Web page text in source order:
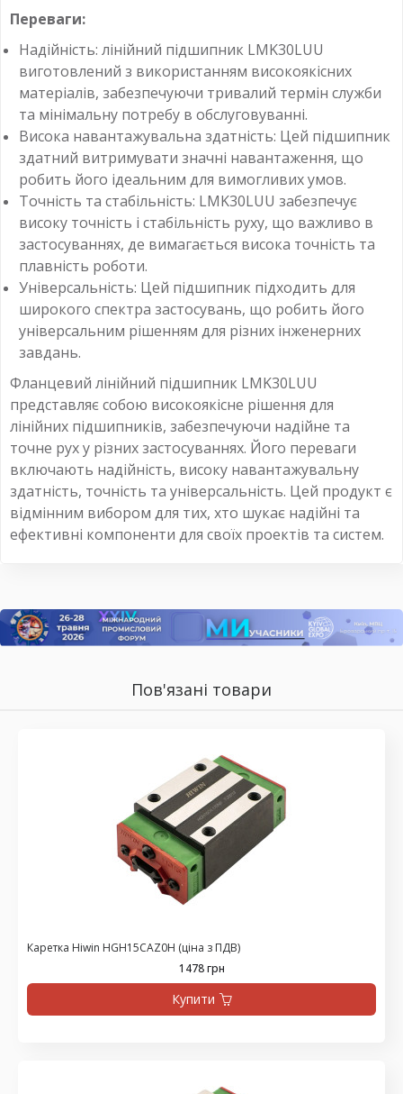
Переваги:
Надійність: лінійний підшипник LMK30LUU
виготовлений з використанням високоякісних
матеріалів, забезпечуючи тривалий термін служби
та мінімальну потребу в обслуговуванні.
Висока навантажувальна здатність: Цей підшипник
здатний витримувати значні навантаження, що
робить його ідеальним для вимогливих умов.
Точність та стабільність: LMK30LUU забезпечує
високу точність і стабільність руху, що важливо в
застосуваннях, де вимагається висока точність та
плавність роботи.
Універсальність: Цей підшипник підходить для
широкого спектра застосувань, що робить його
універсальним рішенням для різних інженерних
завдань.
Фланцевий лінійний підшипник LMK30LUU
представляє собою високоякісне рішення для
лінійних підшипників, забезпечуючи надійне та
точне рух у різних застосуваннях. Його переваги
включають надійність, високу навантажувальну
здатність, точність та універсальність. Цей продукт є
відмінним вибором для тих, хто шукає надійні та
ефективні компоненти для своїх проектів та систем.
Пов'язані товари
Каретка Hiwin HGH15CAZ0H (ціна з ПДВ)
1478 грн
Купити